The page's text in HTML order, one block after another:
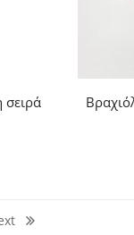
σειρά